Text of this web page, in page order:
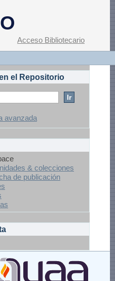
Acceso Bibliotecario
el Repositorio
avanzada
& colecciones
de publicación